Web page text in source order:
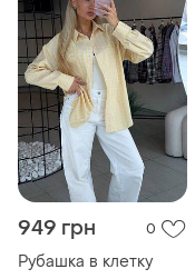
949 грн 0
Рубашка в клетку